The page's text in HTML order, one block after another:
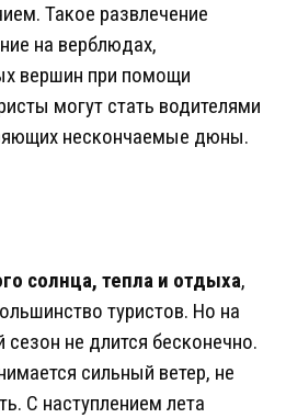
Такое развлечение
на верблюдах,
вершин при помощи
могут стать водителями
нескончаемые дюны.
солнца, тепла и отдыха,
туристов. Но на
не длится бесконечно.
сильный ветер, не
С наступлением лета